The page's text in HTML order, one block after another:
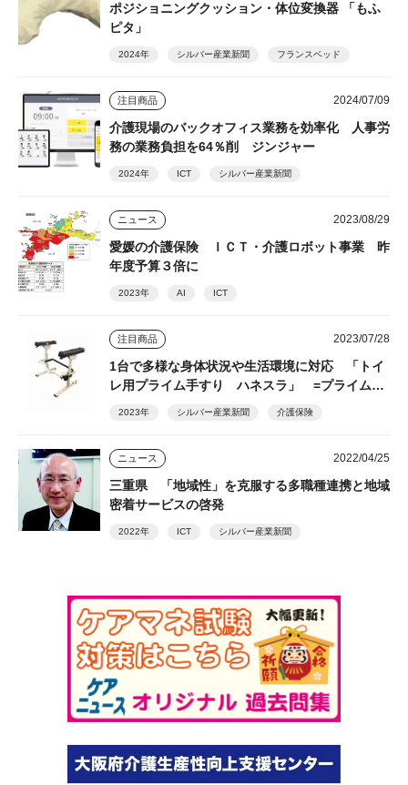
ポジショニングクッション・体位変換器 「もふ
ピタ」
2024年 シルバー産業新聞 フランスベッド
注目商品 2024/07/09
介護現場のバックオフィス業務を効率化 人事労
務の業務負担を64％削 ジンジャー
2024年 ICT シルバー産業新聞
ニュース 2023/08/29
愛媛の介護保険 ＩＣＴ・介護ロボット事業 昨
年度予算３倍に
2023年 AI ICT
注目商品 2023/07/28
1台で多様な身体状況や生活環境に対応 「トイ
レ用プライム手すり ハネスラ」 =プライムケ
アグループ=
2023年 シルバー産業新聞 介護保険
ニュース 2022/04/25
三重県 「地域性」を克服する多職種連携と地域
密着サービスの啓発
2022年 ICT シルバー産業新聞